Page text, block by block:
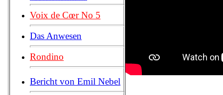
Voix de Cœr No 5
Das Anwesen
Rondino
Bericht von Emil Nebel